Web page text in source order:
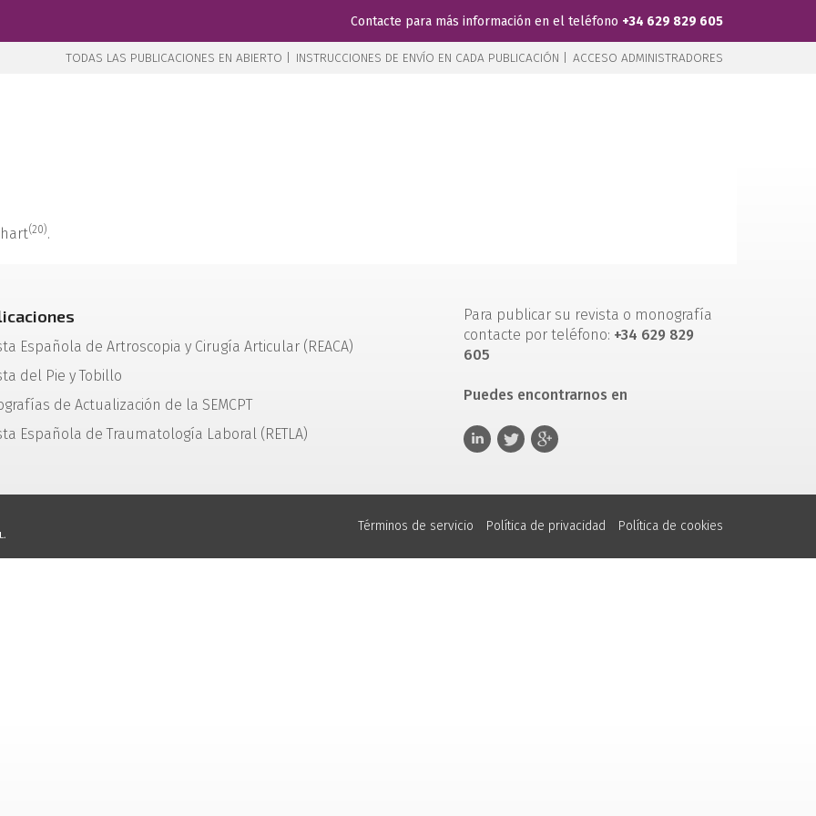
Contacte para más información en el teléfono +34 629 829 605
TODAS LAS PUBLICACIONES EN ABIERTO | INSTRUCCIONES DE ENVÍO EN CADA PUBLICACIÓN | ACCESO ADMINISTRADORES
(20).
Española de Artroscopia y Cirugía Articular (REACA)
del Pie y Tobillo
de Actualización de la SEMCPT
Española de Traumatología Laboral (RETLA)
Para publicar su revista o monografía
contacte por teléfono: +34 629 829
605
Puedes encontrarnos en
Términos de servicio Política de privacidad Política de cookies